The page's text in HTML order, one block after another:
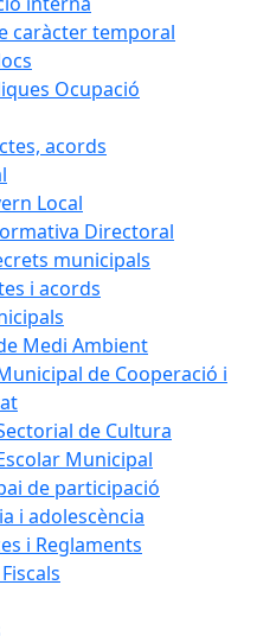
caràcter temporal
Ocupació
acords
Local
Directoral
municipals
i acords
Medi Ambient
de Cooperació i
de Cultura
Municipal
de participació
i adolescència
i Reglaments